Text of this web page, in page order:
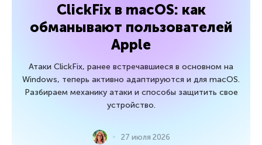
ClickFix в macOS: как
обманывают пользователей
Apple
Атаки ClickFix, ранее встречавшиеся в основном на
Windows, теперь активно адаптируются и для macOS.
Разбираем механику атаки и способы защитить свое
устройство.
27 июля 2026